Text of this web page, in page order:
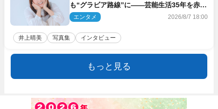
も“グラビア路線”に――芸能生活35年を赤
裸々に語る 27年ぶりに写真集発売
エンタメ 2026/8/7 18:00
井上晴美 写真集 インタビュー
もっと見る